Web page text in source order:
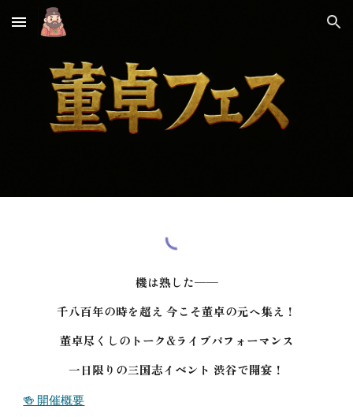
Skip to main content Skip to navigation
機は熟した——
千八百年の時を超え 今こそ董卓の元へ集え！
董卓尽くしのトーク&ライブパフォーマンス
一日限りの三国志イベント 渋谷で開宴！
🍻 開催概要